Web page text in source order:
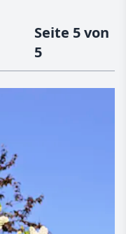
Seite 5 von
5